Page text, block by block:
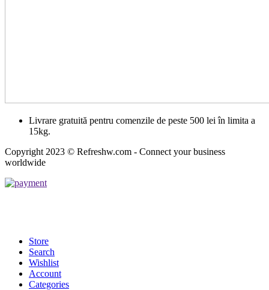
Livrare gratuită pentru comenzile de peste 500 lei în limita a
15kg.
Copyright 2023 © Refreshw.com - Connect your business
worldwide
Store
Search
Wishlist
Account
Categories